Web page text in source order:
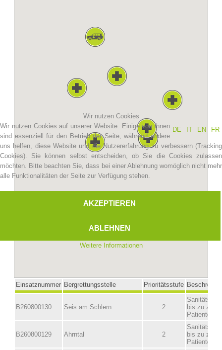
Wir nutzen Cookies
DE
IT EN FR
Wir nutzen Cookies auf unserer Website. Einige von ihnen
sind essenziell für den Betrieb der Seite, während andere
uns helfen, diese Website und die Nutzererfahrung zu verbessern (Tracking
Cookies). Sie können selbst entscheiden, ob Sie die Cookies zulassen
möchten. Bitte beachten Sie, dass bei einer Ablehnung womöglich nicht mehr
alle Funktionalitäten der Seite zur Verfügung stehen.
AKZEPTIEREN
ABLEHNEN
Weitere Informationen